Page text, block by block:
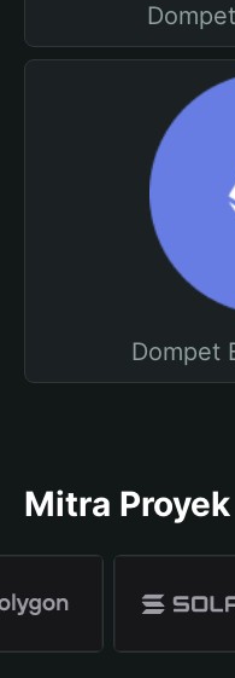
Dompet
Mitra Proyek